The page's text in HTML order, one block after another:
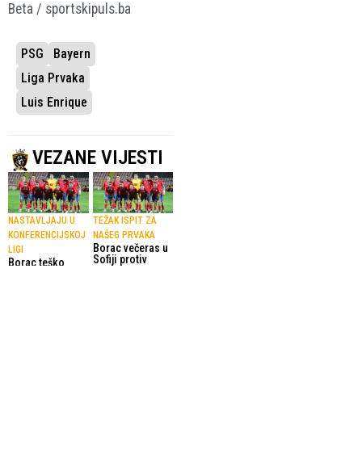
Beta / sportskipuls.ba
PSG
Bayern
Liga Prvaka
Luis Enrique
VEZANE VIJESTI
NASTAVLJAJU U
KONFERENCIJSKOJ
LIGI
Borac teško
TEŽAK ISPIT ZA
NAŠEG PRVAKA
Borac večeras u
Sofiji protiv